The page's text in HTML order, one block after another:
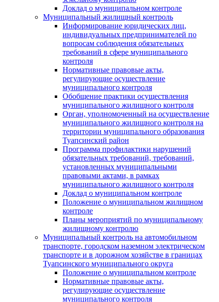
Доклад о муниципальном контроле
Муниципальный жилищный контроль
Информирование юридических лиц,
индивидуальных предпринимателей по
вопросам соблюдения обязательных
требований в сфере муниципального
контроля
Нормативные правовые акты,
регулирующие осуществление
муниципального контроля
Обобщение практики осуществления
муниципального жилищного контроля
Орган, уполномоченный на осуществление
муниципального жилищного контроля на
территории муниципального образования
Туапсинский район
Программа профилактики нарушений
обязательных требований, требований,
установленных муниципальными
правовыми актами, в рамках
муниципального жилищного контроля
Доклад о муниципальном контроле
Положение о муниципальном жилищном
контроле
Планы мероприятий по муниципальному
жилищному контролю
Муниципальный контроль на автомобильном
транспорте, городском наземном электрическом
транспорте и в дорожном хозяйстве в границах
Туапсинского муниципального округа
Положение о муниципальном контроле
Нормативные правовые акты,
регулирующие осуществление
муниципального контроля